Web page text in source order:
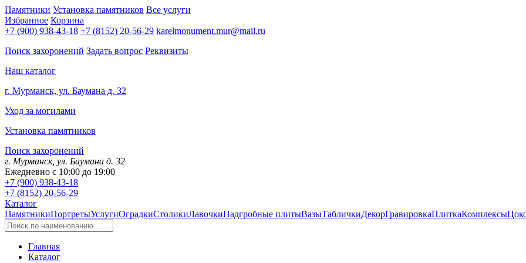
Памятники Установка памятников Все услуги
Избранное Корзина
+7 (900) 938-43-18 +7 (8152) 20-56-29 karelmonument.mur@mail.ru
Поиск захоронений Задать вопрос Реквизиты
Наш каталог
г. Мурманск, ул. Баумана д. 32
Уход за могилами
Установка памятников
Поиск захоронений
г. Мурманск, ул. Баумана д. 32
Ежедневно с 10:00 до 19:00
+7 (900) 938-43-18
+7 (8152) 20-56-29
Каталог
ПамятникиПортретыУслугиОградкиСтоликиЛавочкиНадгробные плитыВазыТабличкиДекорГравировкаПлиткаКомплексы
Главная
Каталог